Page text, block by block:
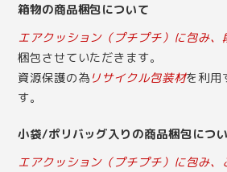
箱物の商品梱包について
エアクッション（プチプチ）に包み
梱包させていただきます。
資源保護の為 リサイクル包装材を利用
す。
小袋/ポリバッグ入りの商品梱包につ
エアクッション（プチプチ）に包み